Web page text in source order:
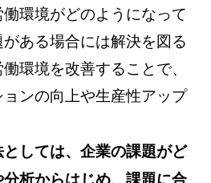
環境がどのようになって
ある場合には解決を図る
環境を改善することで、
ンの向上や生産性アップ
しては、企業の課題がど